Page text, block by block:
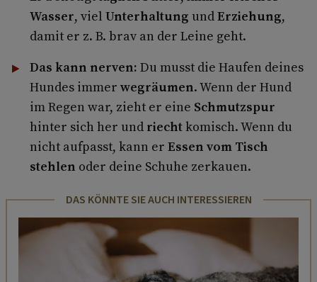
Wasser, viel Unterhaltung undErziehung,
damit er z. B. brav an der Leine geht.
Das kann nerven: Du musst die Haufen deines
Hundes immer wegräumen. Wenn der Hund
im Regen war, zieht er eine Schmutzspur
hinter sich her und riechtkomisch. Wenn du
nicht aufpasst, kann er Essen vom Tisch
stehlen oder deine Schuhe zerkauen.
DAS KÖNNTE SIE AUCH INTERESSIEREN